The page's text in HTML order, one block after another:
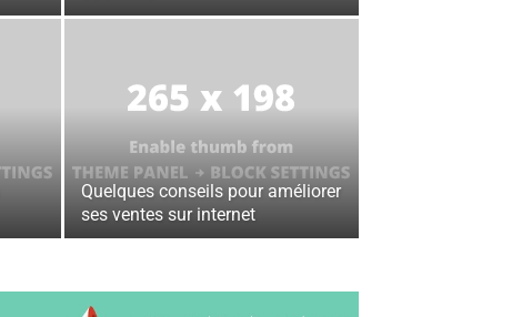
Quelques conseils pour améliorer
ses ventes sur internet